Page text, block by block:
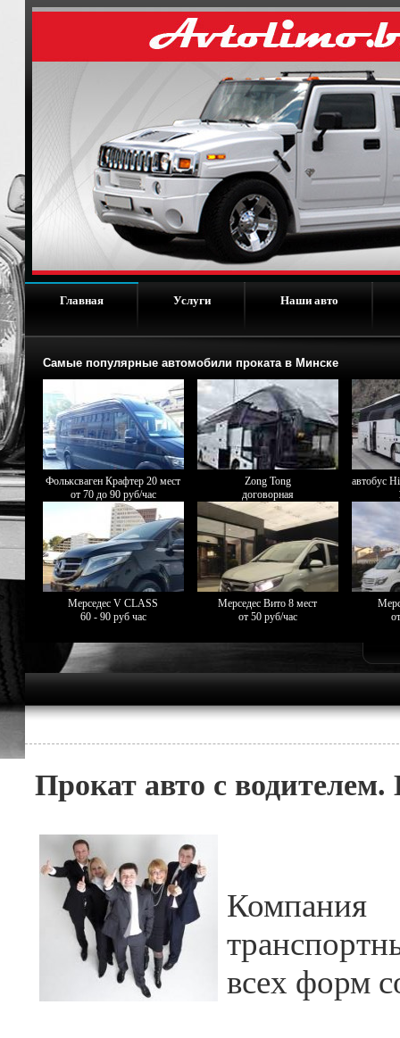
Главная Услуги Наши авто
Самые популярные автомобили проката в Минске
Фольксваген Крафтер 20 мест
от 70 до 90 руб/час
Zong Tong
договорная
автобус
Мерседес V CLASS
60 - 90 руб час
Мерседес Вито 8 мест
от 50 руб/час
Прокат авто с
всех форм